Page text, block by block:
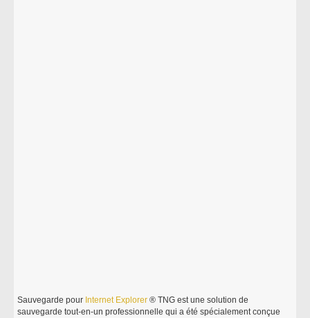
Sauvegarde pour Internet Explorer ® TNG est une solution de
sauvegarde tout-en-un professionnelle qui a été spécialement conçue